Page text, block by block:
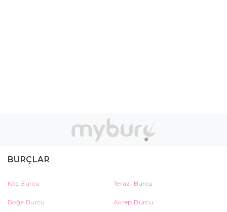
BURÇLAR
Koç Burcu Terazi Burcu
Boğa Burcu Akrep Burcu